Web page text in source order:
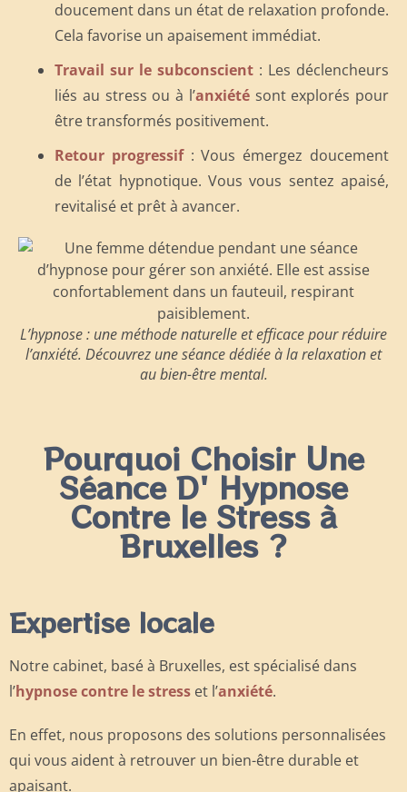
doucement dans un état de relaxation profonde.
Cela favorise un apaisement immédiat.
Travail sur le subconscient : Les déclencheurs
liés au stress ou à l’anxiétésont explorés pour
être transformés positivement.
Retour progressif: Vous émergez doucement
de l’état hypnotique. Vous vous sentez apaisé,
revitalisé et prêt à avancer.
L’hypnose : une méthode naturelle et efficace pour réduire
l’anxiété. Découvrez une séance dédiée à la relaxation et
au bien-être mental.
Pourquoi Choisir Une
Séance D' Hypnose
Contre le Stress à
Bruxelles ?
Expertise locale
Notre cabinet, basé à Bruxelles, est spécialisé dans
l’hypnose contre le stress et l’anxiété.
En effet, nous proposons des solutions personnalisées
qui vous aident à retrouver un bien-être durable et
apaisant.